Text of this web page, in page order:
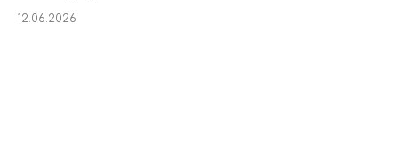
12.06.2026